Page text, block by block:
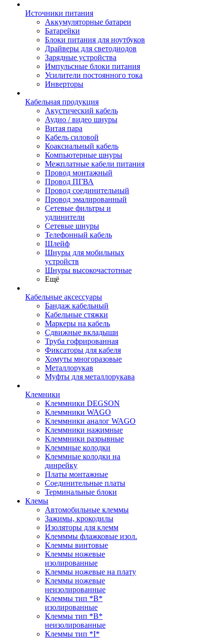
Источники питания
Аккумуляторные батареи
Батарейки
Блоки питания для ноутбуков
Драйверы для светодиодов
Зарядные устройства
Импульсные блоки питания
Усилители постоянного тока
Инверторы
Кабельная продукция
Акустический кабель
Аудио / видео шнуры
Витая пара
Кабель силовой
Коаксиальный кабель
Компьютерные шнуры
Межплатные кабели питания
Провод монтажный
Провод ПГВА
Провод соединительный
Провод эмалированный
Сетевые фильтры и
удлинители
Сетевые шнуры
Телефонный кабель
Шлейф
Шнуры для мобильных
устройств
Шнуры высокочастотные
Ещё
Кабельные аксессуары
Бандаж кабельный
Кабельные стяжки
Маркеры на кабель
Сдвижные вкладыши
Труба гофрированная
Фиксаторы для кабеля
Хомуты многоразовые
Металлорукав
Муфты для металлорукава
Клемники
Клеммники DEGSON
Клеммники WAGO
Клеммники аналог WAGO
Клеммники нажимные
Клеммники разрывные
Клеммные колодки
Клеммные колодки на
динрейку
Платы монтажные
Соединительные платы
Терминальные блоки
Клемы
Автомобильные клеммы
Зажимы, крокодилы
Изоляторы для клемм
Клемммы флажковые изол.
Клеммы винтовые
Клеммы ножевые
изолированные
Клеммы ножевые на плату
Клеммы ножевые
неизолированные
Клеммы тип *B*
изолированные
Клеммы тип *B*
неизолированные
Клеммы тип *I*